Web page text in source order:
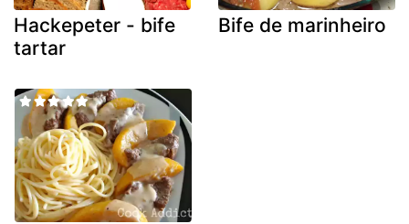
Hackepeter - bife
tartar
Bife de marinheiro